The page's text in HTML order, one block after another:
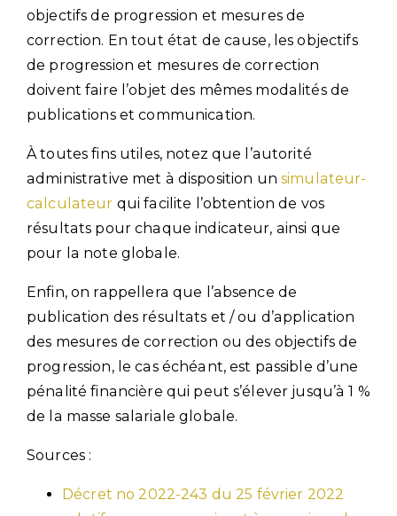
objectifs de progression et mesures de
correction. En tout état de cause, les objectifs
de progression et mesures de correction
doivent faire l’objet des mêmes modalités de
publications et communication.
À toutes fins utiles, notez que l’autorité
administrative met à disposition unsimulateur-
calculateur qui facilite l’obtention de vos
résultats pour chaque indicateur, ainsi que
pour la note globale.
Enfin, on rappellera que l’absence de
publication des résultats et / ou d’application
des mesures de correction ou des objectifs de
progression, le cas échéant, est passible d’une
pénalité financière qui peut s’élever jusqu’à 1 %
de la masse salariale globale.
Sources :
Décret no 2022-243 du 25 février 2022